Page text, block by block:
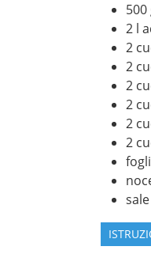
500
2 l
2
2
2
2
2
2
sale